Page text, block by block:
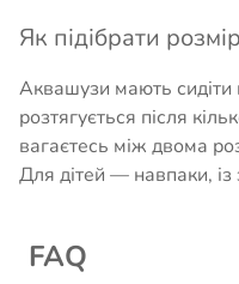
Як підібрати розмір
Аквашузи мають
розтягується після
вагаєтесь між двома
Для дітей — навпаки,
FAQ